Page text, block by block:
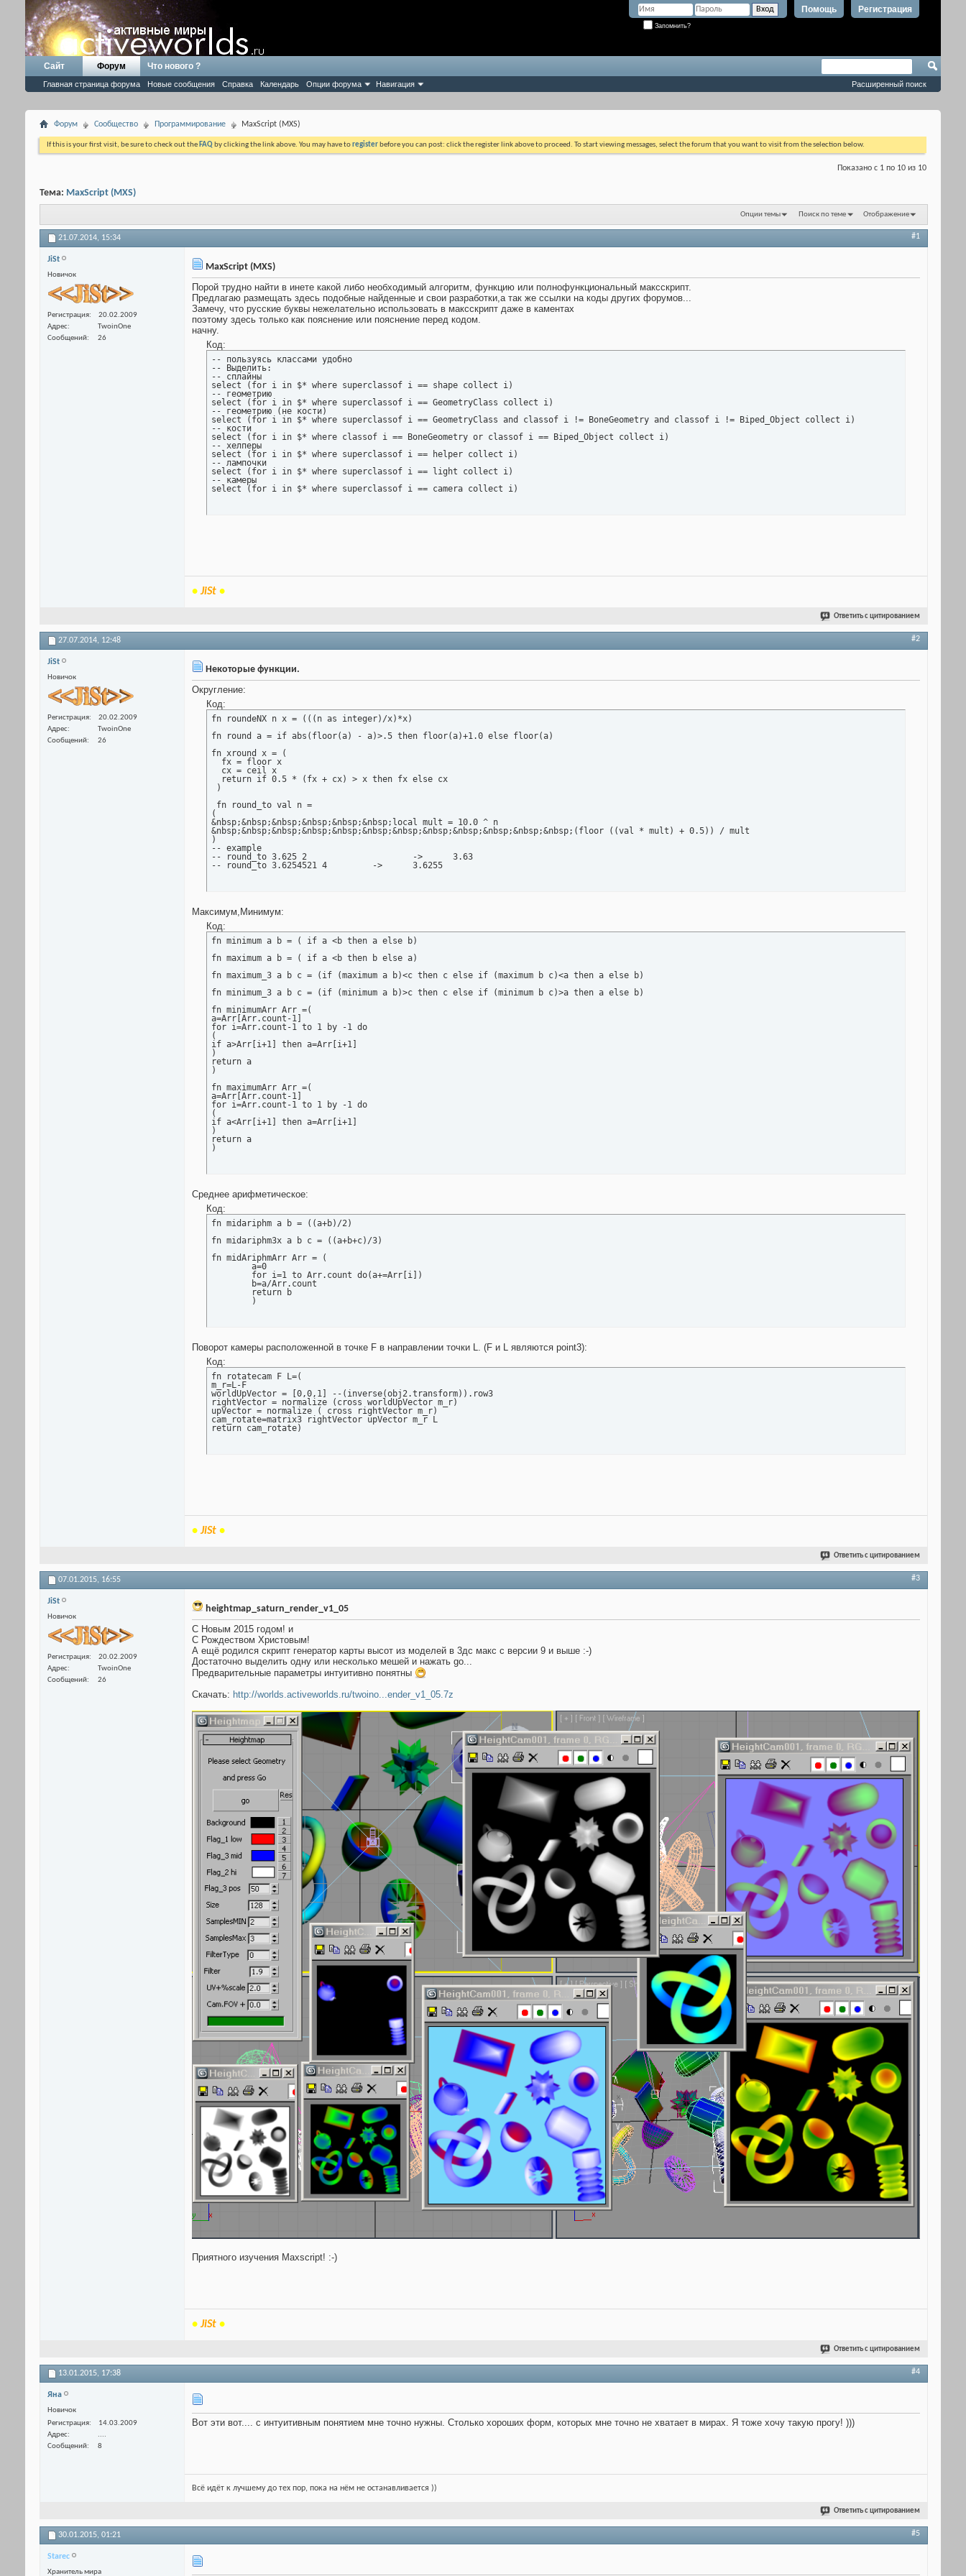
Регистрация
Помощь
Запомнить?
Сайт Форум
Главная страница форума Новые сообщения Справка Календарь Опции форума Навигация
Что нового ?
Расширенный поиск
Форум Сообщество Программирование MaxScript (MXS)
If this is your first visit, be sure to check out the FAQ by clicking the link above. You may have toregister before you can post: click the register link above to proceed. To start viewing messages, select the forum that you want to visit from the selection below.
Показано с 1 по 10 из 10
Тема: MaxScript (MXS)
Опции темы Поиск по теме Отображение
21.07.2014, 15:34 #1
JiSt
Новичок
Регистрация
20.02.2009
Адрес
TwoinOne
Сообщений
26
MaxScript (MXS)
Порой трудно найти в инете какой либо необходимый алгоритм, функцию или полнофункциональный максскрипт.
Предлагаю размещать здесь подобные найденные и свои разработки,а так же ссылки на коды других форумов...
Замечу, что русские буквы нежелательно использовать в максскрипт даже в каментах
поэтому здесь только как пояснение или пояснение перед кодом.
начну.
Код:
-- пользуясь классами удобно
-- Выделить:
-- сплайны
select (for i in $* where superclassof i == shape collect i)
-- геометрию
select (for i in $* where superclassof i == GeometryClass collect i)
-- геометрию (не кости)
select (for i in $* where superclassof i == GeometryClass and classof i != BoneGeometry and classof i != Biped_Object collect i)
-- кости
select (for i in $* where classof i == BoneGeometry or classof i == Biped_Object collect i)
-- хелперы
select (for i in $* where superclassof i == helper collect i)
-- лампочки
select (for i in $* where superclassof i == light collect i)
-- камеры
select (for i in $* where superclassof i == camera collect i)
•JiSt •
Ответить с цитированием
27.07.2014, 12:48 #2
JiSt
Новичок
Регистрация
20.02.2009
Адрес
TwoinOne
Сообщений
26
Некоторые функции.
Округление:
Код:
fn roundeNX n x = (((n as integer)/x)*x)
fn round a = if abs(floor(a) - a)>.5 then floor(a)+1.0 else floor(a)
fn xround x = (
  fx = floor x
  cx = ceil x
  return if 0.5 * (fx + cx) > x then fx else cx
)
fn round_to val n =
(
&nbsp;&nbsp;&nbsp;&nbsp;&nbsp;&nbsp;local mult = 10.0 ^ n
&nbsp;&nbsp;&nbsp;&nbsp;&nbsp;&nbsp;&nbsp;&nbsp;&nbsp;&nbsp;&nbsp;&nbsp;(floor ((val * mult) + 0.5)) / mult
)
-- example
-- round_to 3.625 2			->	3.63
-- round_to 3.6254521 4		->	3.6255
Максимум,Минимум:
Код:
fn minimum a b = ( if a <b then a else b)
fn maximum a b = ( if a <b then b else a)
fn maximum_3 a b c = (if (maximum a b)<c then c else if (maximum b c)<a then a else b)
fn minimum_3 a b c = (if (minimum a b)>c then c else if (minimum b c)>a then a else b)
fn minimumArr Arr =(
a=Arr[Arr.count-1]
for i=Arr.count-1 to 1 by -1 do
(
if a>Arr[i+1] then a=Arr[i+1]
)
return a
)
fn maximumArr Arr =(
a=Arr[Arr.count-1]
for i=Arr.count-1 to 1 by -1 do
(
if a<Arr[i+1] then a=Arr[i+1]
)
return a
)
Среднее арифметическое:
Код:
fn midariphm a b = ((a+b)/2)
fn midariphm3x a b c = ((a+b+c)/3)
fn midAriphmArr Arr = (
	)
Поворот камеры расположенной в точке F в направлении точки L. (F и L являются point3):
Код:
fn rotatecam F L=(
m_r=L-F
worldUpVector = [0,0,1] --(inverse(obj2.transform)).row3
rightVector = normalize (cross worldUpVector m_r)
upVector = normalize ( cross rightVector m_r)
cam_rotate=matrix3 rightVector upVector m_r L
return cam_rotate)
•JiSt •
Ответить с цитированием
07.01.2015, 16:55 #3
JiSt
Новичок
Регистрация
20.02.2009
Адрес
TwoinOne
Сообщений
26
heightmap_saturn_render_v1_05
С Новым 2015 годом! и
С Рождеством Христовым!
А ещё родился скрипт генератор карты высот из моделей в 3дс макс с версии 9 и выше :-)
Достаточно выделить одну или несколько мешей и нажать go...
Предварительные параметры интуитивно понятны
Скачать: http://worlds.activeworlds.ru/twoino...ender_v1_05.7z
Приятного изучения Maxscript! :-)
•JiSt •
Ответить с цитированием
13.01.2015, 17:38 #4
Яна
Новичок
Регистрация
14.03.2009
Адрес
....
Сообщений
8
Вот эти вот.... с интуитивным понятием мне точно нужны. Столько хороших форм, которых мне точно не хватает в мирах. Я тоже хочу такую прогу! )))
Всё идёт к лучшему до тех пор, пока на нём не останавливается ))
Ответить с цитированием
30.01.2015, 01:21 #5
Starec
Хранитель мира